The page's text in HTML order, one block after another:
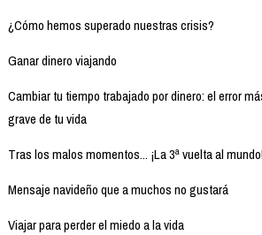
¿Cómo hemos superado nuestras crisis?
Ganar dinero viajando
Cambiar tu tiempo trabajado por dinero: el error
grave de tu vida
Tras los malos momentos... ¡La 3ª vuelta al
Mensaje navideño que a muchos no gustará
Viajar para perder el miedo a la vida